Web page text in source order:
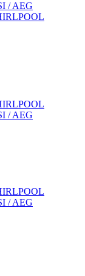
/ AEG
/ AEG
/ AEG